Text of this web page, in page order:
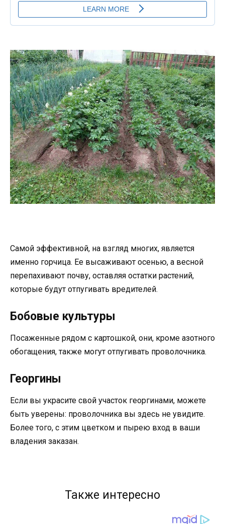
Самой эффективной, на взгляд многих, является
именно горчица. Ее высаживают осенью, а весной
перепахивают почву, оставляя остатки растений,
которые будут отпугивать вредителей.
Бобовые культуры
Посаженные рядом с картошкой, они, кроме азотного
обогащения, также могут отпугивать проволочника.
Георгины
Если вы украсите свой участок георгинами, можете
быть уверены: проволочника вы здесь не увидите.
Более того, с этим цветком и пырею вход в ваши
владения заказан.
Также интересно